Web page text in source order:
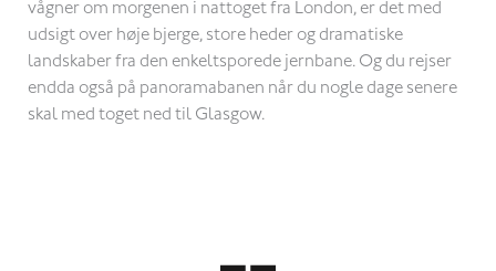
vågner om morgenen i nattoget fra London, er det med
udsigt over høje bjerge, store heder og dramatiske
landskaber fra den enkeltsporede jernbane. Og du rejser
endda også på panoramabanen når du nogle dage senere
skal med toget ned til Glasgow.